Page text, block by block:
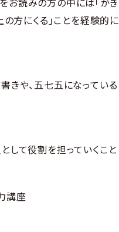
方にくる」ことを経験的に
きや、五七五になっている
して役割を担っていくこと
講座